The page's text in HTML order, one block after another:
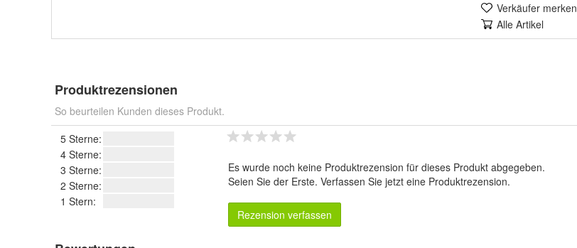
Verkäufer merken
Alle Artikel
Produktrezensionen
So beurteilen Kunden dieses Produkt.
5 Sterne:
4 Sterne:
3 Sterne:
2 Sterne:
1 Stern:
Es wurde noch keine Produktrezension für dieses Produkt abgegeben.
Seien Sie der Erste. Verfassen Sie jetzt eine Produktrezension.
Rezension verfassen